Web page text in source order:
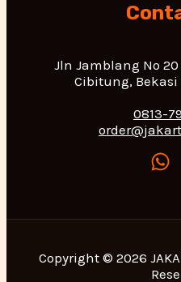
Jln Jamblang No 20
Cibitung, Bekasi
0813-
Copyright © 2026